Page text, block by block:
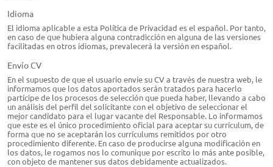
Idioma
El idioma aplicable a esta Política de Privacidad es el español. Por tanto,
en caso de que hubiera alguna contradicción en alguna de las versiones
facilitadas en otros idiomas, prevalecerá la versión en español.
Envío CV
En el supuesto de que el usuario envíe su CV a través de nuestra web, le
informamos que los datos aportados serán tratados para hacerlo
partícipe de los procesos de selección que pueda haber, llevando a cabo
un análisis del perfil del solicitante con el objetivo de seleccionar el
mejor candidato para el lugar vacante del Responsable. Lo informamos
que este es el único procedimiento oficial para aceptar su currículum, de
forma que no se aceptarán los currículums remitidos por otro
procedimiento diferente. En caso de producirse alguna modificación en
los datos, le rogamos nos lo comunique por escrito lo más ante posible,
con objeto de mantener sus datos debidamente actualizados.